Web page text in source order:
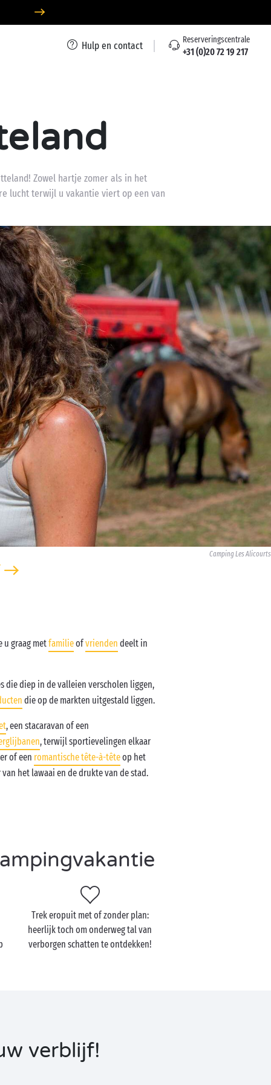
Hulp en contact Reserveringscentrale
+31 (0)20 72 19 217
Zowel hartje zomer als in het
lucht terwijl u vakantie viert op een van
Camping Les Alicourts
graag metfamilieofvrienden deelt in
die diep in de valleien verscholen liggen,
die op de markten uitgestald liggen.
, een stacaravan of een
, terwijl sportievelingen elkaar
of een romantische tête-à-têteop het
het lawaai en de drukte van de stad.
Trek eropuit met of zonder plan:
heerlijk toch om onderweg tal van
verborgen schatten te ontdekken!
verblijf!